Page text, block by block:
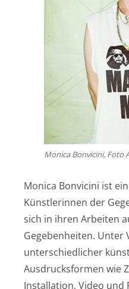
Monica Bonvicini, Foto
Monica Bonvicini ist
Künstlerinnen der
sich in ihren Arbeiten
Gegebenheiten. Unter
unterschiedlicher
Ausdrucksformen wie
Installation, Video